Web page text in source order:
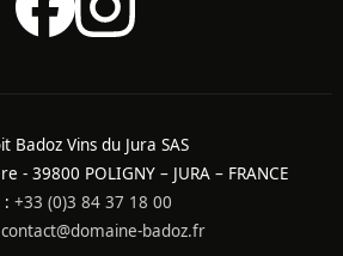
Badoz Vins du Jura SAS
- 39800 POLIGNY – JURA – FRANCE
: +33 (0)3 84 37 18 00
contact@domaine-badoz.fr